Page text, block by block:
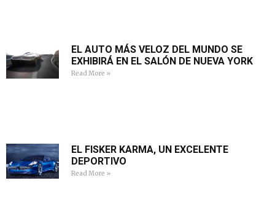
EL AUTO MÁS VELOZ DEL MUNDO SE
EXHIBIRÁ EN EL SALÓN DE NUEVA YORK
Read More »
EL FISKER KARMA, UN EXCELENTE
DEPORTIVO
Read More »